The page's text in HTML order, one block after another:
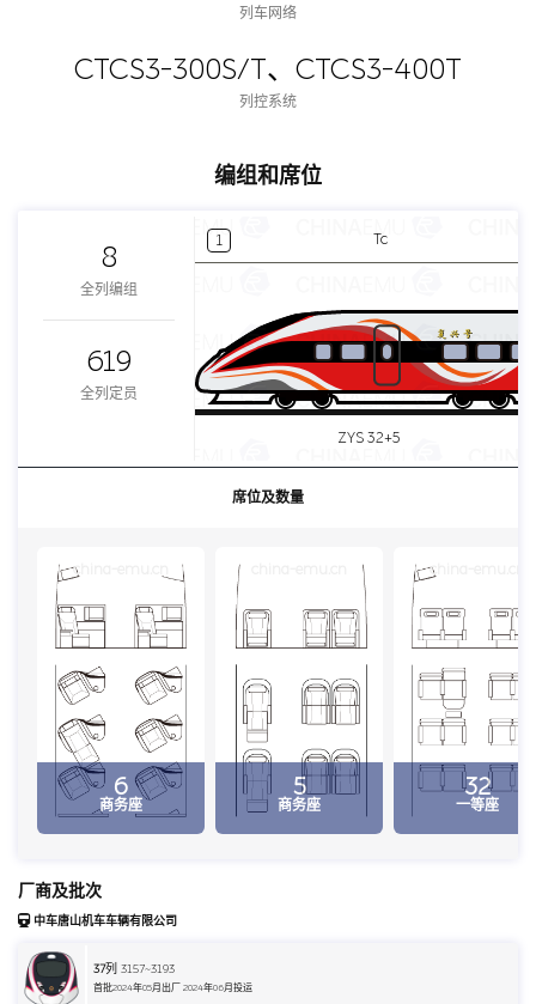
列车网络
CTCS3-300S/T、CTCS3-400T
列控系统
编组和席位
8
全列编组
619
全列定员
1 Tc
ZYS 32+5
席位及数量
6
商务座
china-emu.cn
5
商务座
32
一等座
china-emu.cn
厂商及批次
中车唐山机车车辆有限公司
37列 3157~3193
首批2024年05月出厂 2024年06月投运